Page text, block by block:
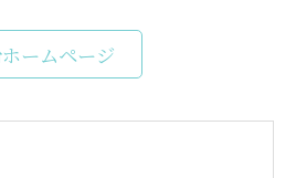
ホームページ